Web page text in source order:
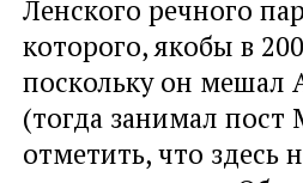
Ленского речного
которого, якобы в
поскольку он
(тогда занимал
отметить, что здесь